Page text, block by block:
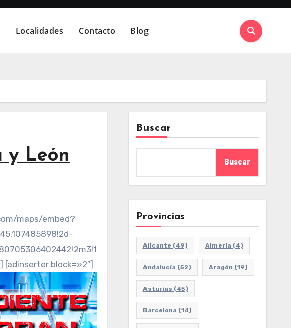
Localidades Contacto Blog
y León
maps/embed?
block=»2″]
Buscar
Buscar
Provincias
Alicante (49) Almería (4)
Andalucía (52) Aragón (19)
Asturias (45)
Barcelona (14)